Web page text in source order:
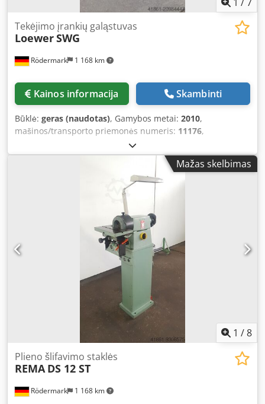
Rödermark 1 168 km
Tekėjimo įrankių galąstuvas
LoewerSWG
Kainos informacija Skambinti
Būklė: geras (naudotas), Gamybos metai: 2010,
mašinos/transporto priemonės numeris: 11176,
Pasiūlymas 25439 Techniniai duomenys: - Šlifavimo
priemonės skersmuo: 150 mm - Pasukama galvutė –
šlifavimo agregatas sukamasis ir pasukamas ant lankstinės
svirties - Dulkių stalčius - Disko greitis reguliuojamas be
pakopų - Stalo matmenys: 1400 x 980 mm - Stalo aukštis
apie 870 mm - Pavaros galia: 400 V / 0,75 kW Dkedpfx
Aceyapx Uemsr - Pneumatinė jungtis: 6 bar - Reikalinga
vieta apie: P 1700 x A 1700 x G 1300 mm - Svoris apie 400
kg
Mažas skelbimas
1 /8
Rödermark 1 168 km
Plieno šlifavimo staklės
REMA DS 12 ST